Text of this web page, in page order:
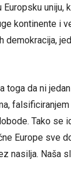
kontinente i
demokracija,
da ni
Tako se
Europe sve
nasilja. Naša